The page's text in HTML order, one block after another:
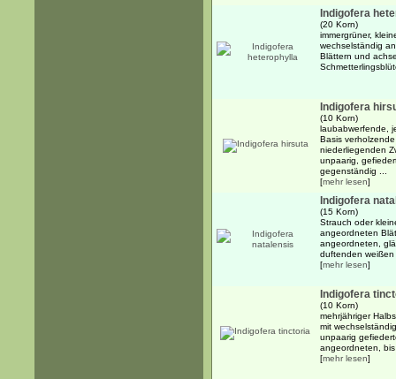
Indigofera
(20 Korn)
immergrüner,
wechselständig
Blättern und
Indigofera
(10 Korn)
laubabwerfende,
Basis
niederliegenden
unpaarig,
gegenständig ...
[mehr lesen]
Indigofera
(15 Korn)
Strauch oder
angeordneten
angeordneten,
duftenden weißen
[mehr lesen]
Indigofera
(10 Korn)
mehrjähriger
mit
unpaarig
angeordneten,
[mehr lesen]